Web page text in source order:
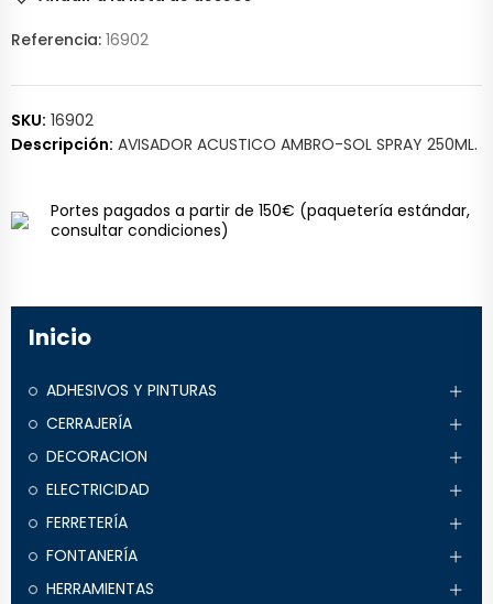
Referencia: 16902
SKU: 16902
Descripción: AVISADOR ACUSTICO AMBRO-SOL SPRAY 250ML.
Portes pagados a partir de 150€ (paquetería estándar,
consultar condiciones)
Inicio
ADHESIVOS Y PINTURAS
CERRAJERÍA
DECORACION
ELECTRICIDAD
FERRETERÍA
FONTANERÍA
HERRAMIENTAS